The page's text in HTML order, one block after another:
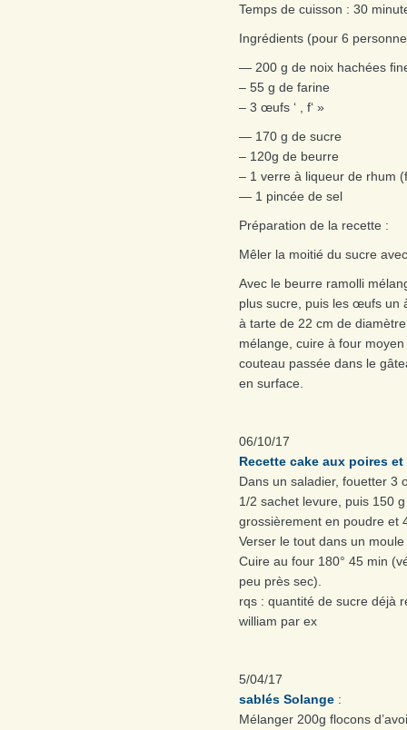
Temps de cuisson : 30
Ingrédients (pour 6
— 200 g de noix hachées
– 55 g de farine
– 3 œufs ‘ , f‘ »
— 170 g de sucre
– 120g de beurre
– 1 verre à liqueur de rhum
— 1 pincée de sel
Préparation de la recette :
Mêler la moitié du sucre
Avec le beurre ramolli
plus sucre, puis les œufs un
à tarte de 22 cm de
mélange, cuire à four
couteau passée dans le
en surface.
06/10/17
Recette cake aux poires
Dans un saladier, fouetter 3
1/2 sachet levure, puis 150
grossièrement en poudre et
Verser le tout dans un
Cuire au four 180° 45 min
peu près sec).
rqs : quantité de sucre déjà
william par ex
5/04/17
sablés Solange :
Mélanger 200g flocons